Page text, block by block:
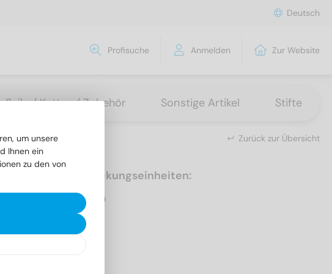
Deutsch
Profisuche Anmelden Zur Website
Seile / Ketten / Zubehör Sonstige Artikel Stifte
Zurück zur Übersicht
Verpackungseinheiten:
500
um unsere
Ihnen ein
zu den von